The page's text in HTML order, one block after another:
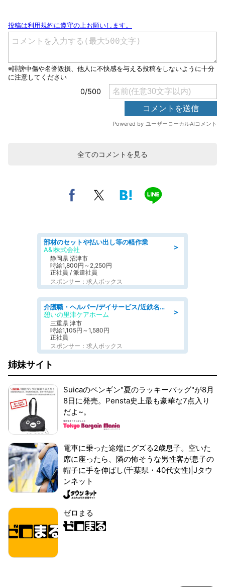
全てのコメントを見る
＞
部材のセットや払い出し等の軽作業
A&I株式会社
静岡県 沼津市
時給1,800円～2,250円
正社員 / 派遣社員
スポンサー：求人ボックス
＞
介護職・ヘルパー/デイサービス/近鉄名古屋線 高田本山/津市/三重県
憩いの里津ケアホーム
三重県 津市
時給1,105円～1,580円
正社員
スポンサー：求人ボックス
姉妹サイト
Suicaのペンギン"夏のラッキーバッグ"が8月
8日に発売。Pensta史上最も豪華な7点入り
だよ~。
電車に乗った途端にグズる2歳息子。空いた
席に座ったら、隣の怖そうな男性客が息子の
帽子に手を伸ばし(千葉県・40代女性)|Jタウ
ンネット
ゼロまる